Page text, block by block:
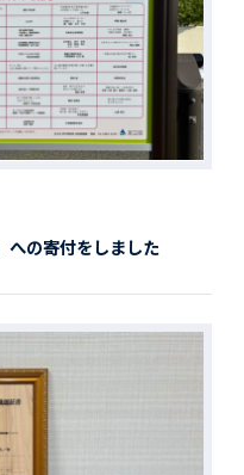
への寄付をしました